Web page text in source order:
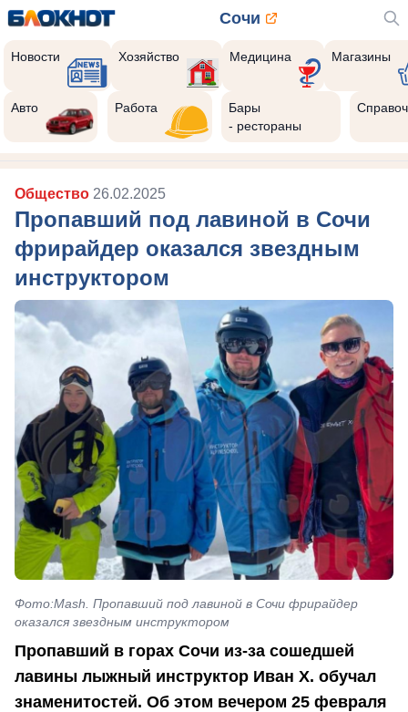
Сочи
Новости Хозяйство Медицина Магазины
Авто Работа
Бары
- рестораны
Общество 26.02.2025
Пропавший под лавиной в Сочи
фрирайдер оказался звездным
инструктором
Фото:Mash. Пропавший под лавиной в Сочи фрирайдер
оказался звездным инструктором
Пропавший в горах Сочи из-за сошедшей
лавины лыжный инструктор Иван Х. обучал
знаменитостей. Об этом вечером 25 февраля